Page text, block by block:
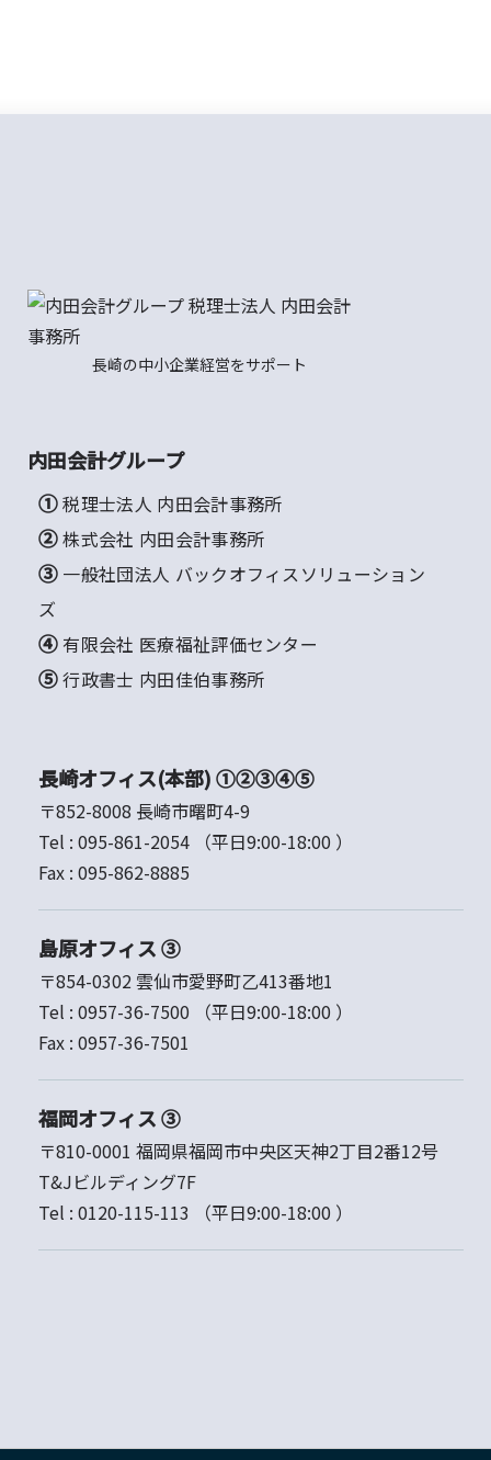
長崎の中小企業経営をサポート
内田会計グループ
① 税理士法人 内田会計事務所
② 株式会社 内田会計事務所
③ 一般社団法人 バックオフィスソリューション
ズ
④ 有限会社 医療福祉評価センター
⑤ 行政書士 内田佳伯事務所
長崎オフィス(本部) ①②③④⑤
〒852-8008 長崎市曙町4-9
Tel : 095-861-2054
（平日9:00-18:00 ）
Fax : 095-862-8885
島原オフィス ③
〒854-0302 雲仙市愛野町乙413番地1
Tel : 0957-36-7500
（平日9:00-18:00 ）
Fax : 0957-36-7501
福岡オフィス ③
〒810-0001 福岡県福岡市中央区天神2丁目2番12号
T&Jビルディング7F
Tel : 0120-115-113 （平日9:00-18:00 ）